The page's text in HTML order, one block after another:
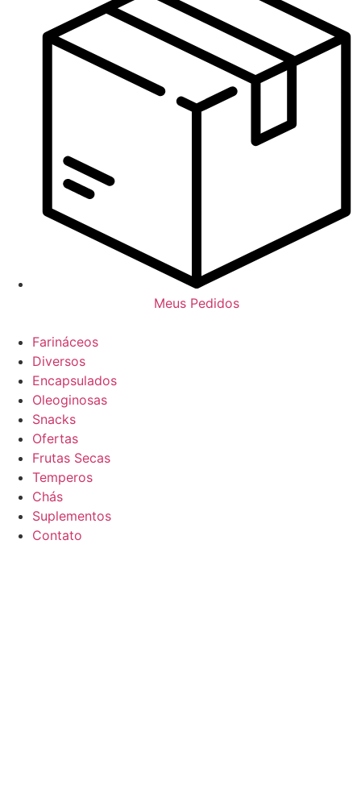
Meus Pedidos
Farináceos
Diversos
Encapsulados
Oleoginosas
Snacks
Ofertas
Frutas Secas
Temperos
Chás
Suplementos
Contato